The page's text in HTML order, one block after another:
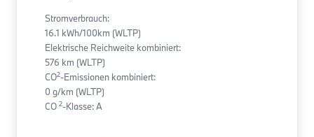
Stromverbrauch:
16.1 kWh/100km (WLTP)
Elektrische Reichweite kombiniert:
576 km (WLTP)
CO2-Emissionen kombiniert:
0 g/km (WLTP)
CO 2-Klasse: A